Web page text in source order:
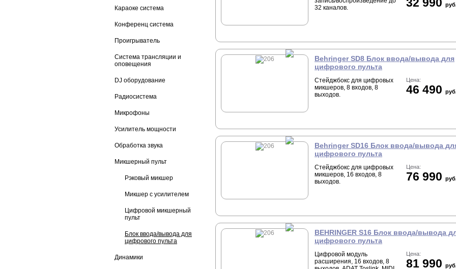
Караоке система
Конференц система
Проигрыватель
Система трансляции и
оповещения
DJ оборудование
Радиосистема
Микрофоны
Усилитель мощности
Обработка звука
Микшерный пульт
Рэковый микшер
Микшер с усилителем
Цифровой микшерный
пульт
Блок ввода/вывода для
цифрового пульта
Динамики
32 каналов.
Behringer SD8 Блок ввода/вывода для
цифрового пульта
Стейджбокс для цифровых
микшеров, 8 входов, 8
выходов.
Цена:
46 490
Behringer SD16 Блок ввода/вывода
цифрового пульта
Стейджбокс для цифровых
микшеров, 16 входов, 8
выходов.
Цена:
76 990
BEHRINGER S16 Блок ввода/вывода
цифрового пульта
Цифровой модуль
расширения, 16 входов, 8
Цена:
81 990